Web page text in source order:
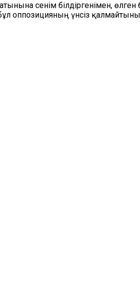
сенім білдіргенімен,
оппозицияның үнсіз